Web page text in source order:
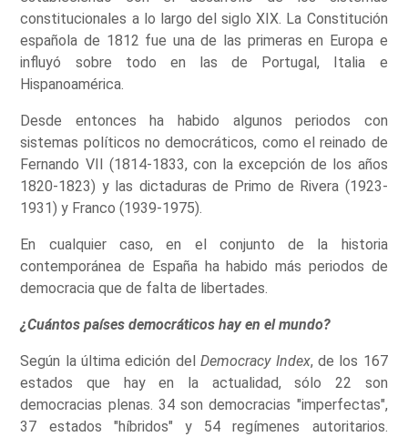
constitucionales a lo largo del siglo XIX. La Constitución
española de 1812 fue una de las primeras en Europa e
influyó sobre todo en las de Portugal, Italia e
Hispanoamérica.
Desde entonces ha habido algunos periodos con
sistemas políticos no democráticos, como el reinado de
Fernando VII (1814-1833, con la excepción de los años
1820-1823) y las dictaduras de Primo de Rivera (1923-
1931) y Franco (1939-1975).
En cualquier caso, en el conjunto de la historia
contemporánea de España ha habido más periodos de
democracia que de falta de libertades.
¿Cuántos países democráticos hay en el mundo?
Según la última edición delDemocracy Index, de los 167
estados que hay en la actualidad, sólo 22 son
democracias plenas. 34 son democracias "imperfectas",
37 estados "híbridos" y 54 regímenes autoritarios.